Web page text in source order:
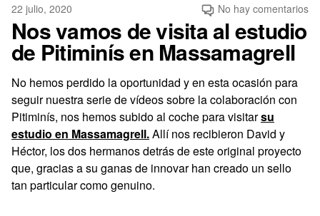
22 julio, 2020 No hay comentarios
Nos vamos de visita al estudio
de Pitiminís en Massamagrell
No hemos perdido la oportunidad y en esta ocasión para
seguir nuestra serie de vídeos sobre la colaboración con
Pitiminís, nos hemos subido al coche para visitarsu
estudio en Massamagrell.Allí nos recibieron David y
Héctor, los dos hermanos detrás de este original proyecto
que, gracias a su ganas de innovar han creado un sello
tan particular como genuino.